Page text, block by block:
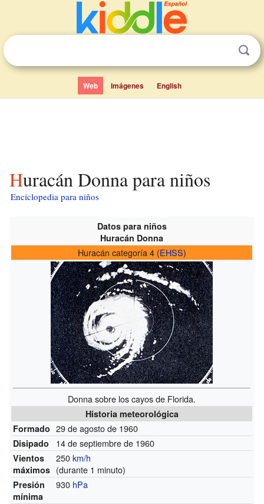
Web Imágenes English
Huracán Donna para niños
Enciclopedia para niños
Datos para niños
Huracán Donna
Huracán categoría 4 (EHSS)
Donna sobre los cayos de Florida.
Historia meteorológica
Formado 29 de agosto de 1960
Disipado 14 de septiembre de 1960
Vientos
máximos
250km/h
(durante 1 minuto)
Presión
mínima
930 hPa